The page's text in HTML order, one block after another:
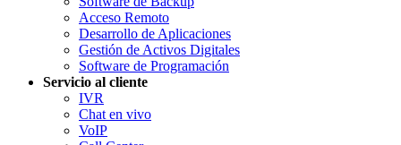
Acceso Remoto
Desarrollo de Aplicaciones
Gestión de Activos Digitales
Software de Programación
Servicio al cliente
IVR
Chat en vivo
VoIP